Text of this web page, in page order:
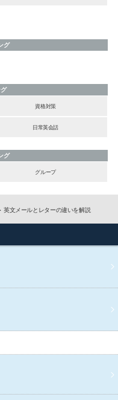
グ
資格対策
日常英会話
グ
グループ
英文メールとレターの違いを解説